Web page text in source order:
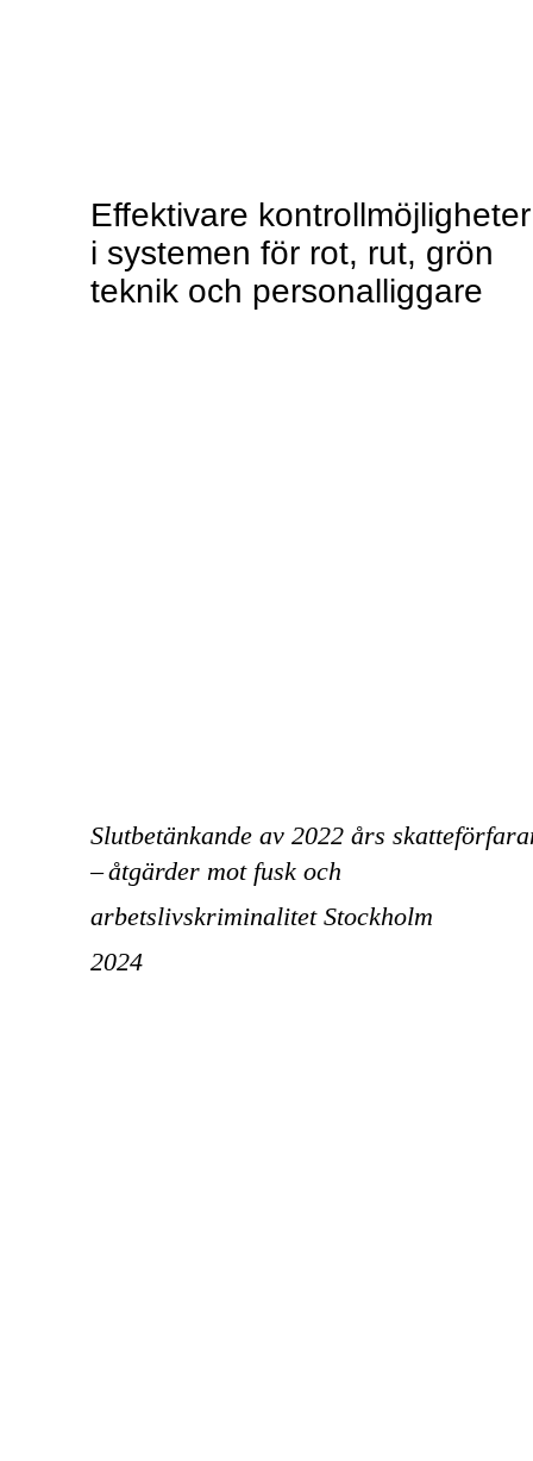
Effektivare kontrollmöjligheter
i systemen för rot, rut, grön
teknik och personalliggare
Slutbetänkande av 2022 års
–åtgärder mot fusk och
arbetslivskriminalitet Stockholm
2024